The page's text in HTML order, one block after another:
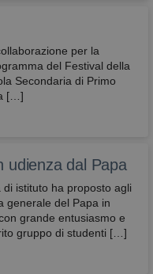
per la
del Festival della
Secondaria di Primo
[…]
udienza dal Papa
istituto ha proposto agli
generale del Papa in
grande entusiasmo e
gruppo di studenti […]
della
/
Scadenza Descrizione
ricordare le
preferenze
consenso
cookie dei
visitatori. È
necessario
il banner dei
cookie di